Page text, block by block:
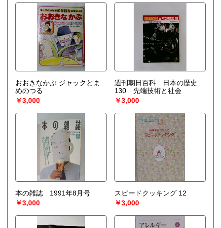
おおきなかぶ ジャックとま
めのつる
￥3,000
週刊朝日百科 日本の歴史
130 先端技術と社会
￥3,000
本の雑誌 1991年8月号
￥3,000
スピードクッキング 12
￥3,000